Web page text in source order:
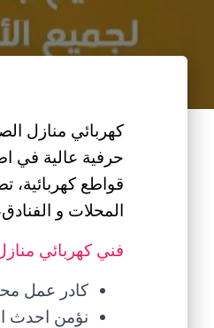
كهربائي منازل
حرفية عالية في
قواطع كهربائية،
المحلات و
فني كهربائي
كادر عمل
نؤمن احدث